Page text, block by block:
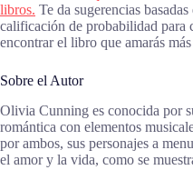
libros. Te da sugerencias
calificación de probabilidad para
encontrar el libro que amarás
Sobre el Autor
Olivia Cunning es conocida por
romántica con elementos
por ambos, sus personajes a
el amor y la vida, como se